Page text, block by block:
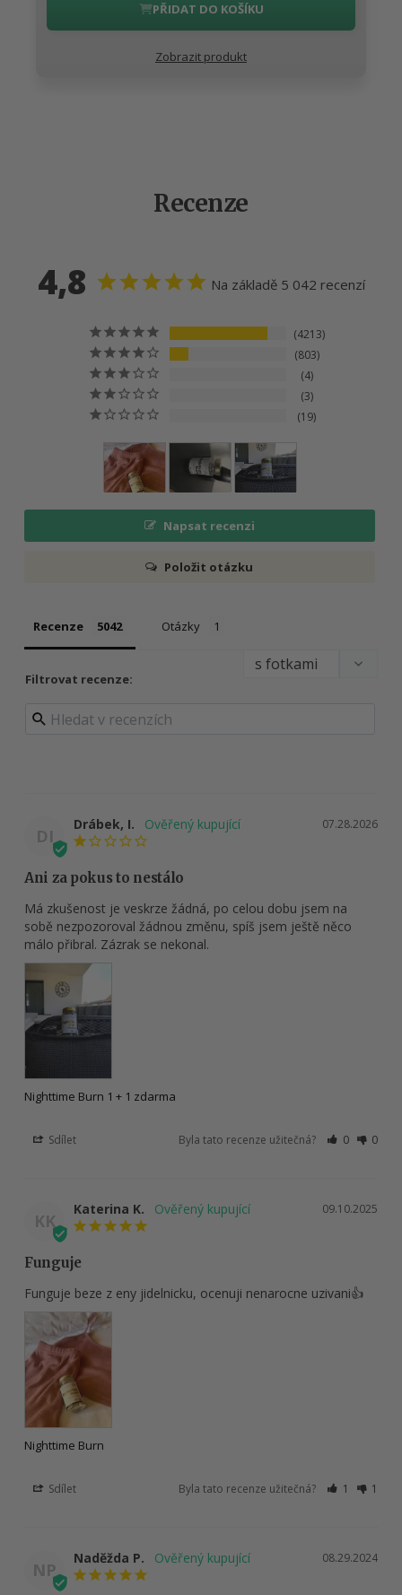
PŘIDAT DO KOŠÍKU
Zobrazit produkt
Recenze
4,8 Na základě 5 042 recenzí
4213
803
4
3
19
Napsat recenzi
Položit otázku
Recenze Otázky
Filtrovat recenze:
DI
07.28.2026
Drábek, I.
Ani za pokus to nestálo
Má zkušenost je veskrze žádná, po celou dobu jsem na
sobě nezpozoroval žádnou změnu, spíš jsem ještě něco
málo přibral. Zázrak se nekonal.
Nighttime Burn 1 + 1 zdarma
Sdílet Byla tato recenze užitečná? 0 0
KK
09.10.2025
Katerina K.
Funguje
Funguje beze z eny jidelnicku, ocenuji nenarocne uzivani👍
Nighttime Burn
Sdílet Byla tato recenze užitečná? 1 1
NP
08.29.2024
Naděžda P.